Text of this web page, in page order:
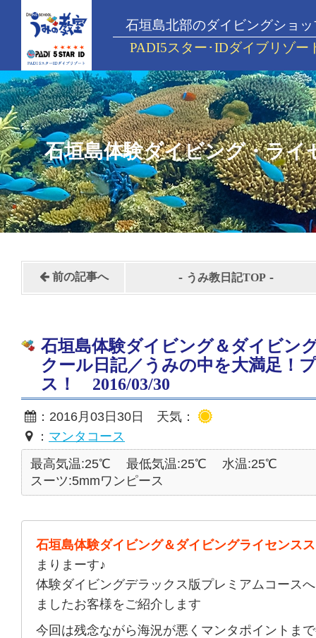
石垣島北部のダイビングショッ
PADI5スター･IDダイブリゾー
石垣島体験ダイビング・ライ
前の記事へ - うみ教日記TOP -
石垣島体験ダイビング＆ダイビン
クール日記／うみの中を大満足！
ス！ 2016/03/30
：2016月03日30日 天気：
： マンタコース
最高気温:25℃
最低気温:25℃
水温:25℃
スーツ:5mmワンピース
石垣島体験ダイビング＆ダイビングライセンス
まりまーす♪
体験ダイビングデラックス版プレミアムコース
ましたお客様をご紹介します
今回は残念ながら海況が悪くマンタポイントま